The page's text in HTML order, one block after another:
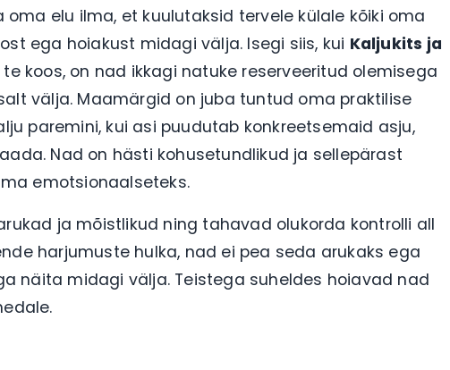
elu ilma, et kuulutaksid tervele külale kõiki oma
ega hoiakust midagi välja. Isegi siis, kui Kaljukits ja
koos, on nad ikkagi natuke reserveeritud olemisega
välja. Maamärgid on juba tuntud oma praktilise
paremini, kui asi puudutab konkreetsemaid asju,
Nad on hästi kohusetundlikud ja sellepärast
emotsionaalseteks.
ja mõistlikud ning tahavad olukorda kontrolli all
harjumuste hulka, nad ei pea seda arukaks ega
näita midagi välja. Teistega suheldes hoiavad nad